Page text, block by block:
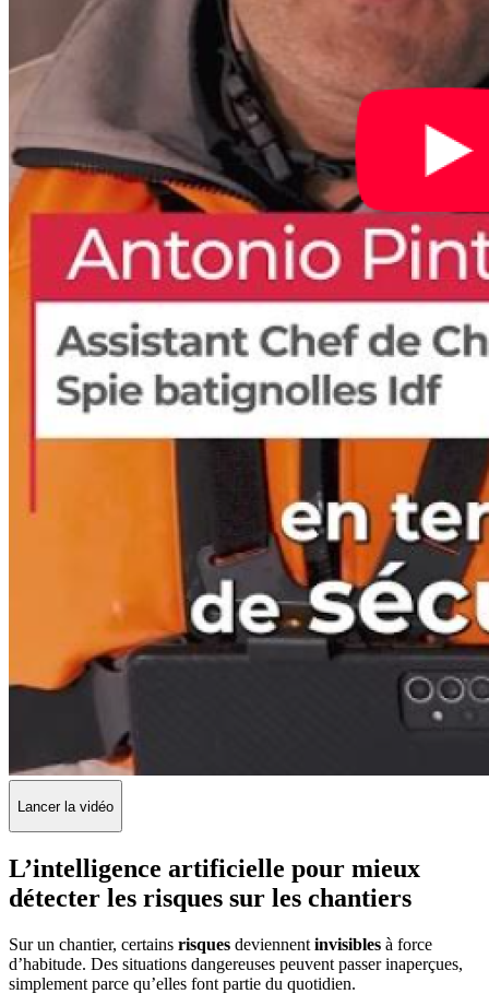
Lancer la vidéo
L’intelligence artificielle pour mieux
détecter les risques sur les chantiers
Sur un chantier, certains risques deviennent invisibles à force
d’habitude. Des situations dangereuses peuvent passer inaperçues,
simplement parce qu’elles font partie du quotidien.